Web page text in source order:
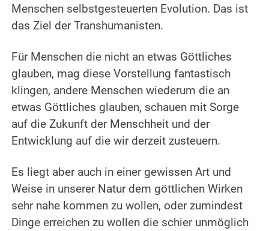
Menschen selbstgesteuerten Evolution. Das ist
das Ziel der Transhumanisten.
Für Menschen die nicht an etwas Göttliches
glauben, mag diese Vorstellung fantastisch
klingen, andere Menschen wiederum die an
etwas Göttliches glauben, schauen mit Sorge
auf die Zukunft der Menschheit und der
Entwicklung auf die wir derzeit zusteuern.
Es liegt aber auch in einer gewissen Art und
Weise in unserer Natur dem göttlichen Wirken
sehr nahe kommen zu wollen, oder zumindest
Dinge erreichen zu wollen die schier unmöglich